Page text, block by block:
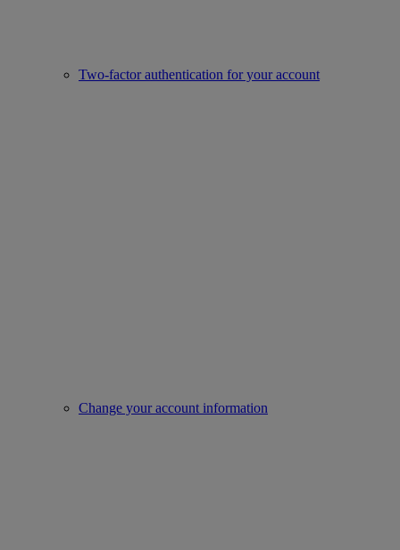
Two-factor authentication for your account
Change your account information